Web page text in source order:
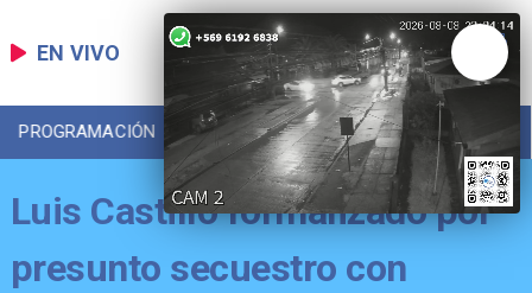
EN VIVO
PROGRAMACIÓN LOCAL DEPORTES
Luis Castillo formalizado por
presunto secuestro con